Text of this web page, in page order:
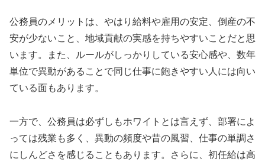
公務員のメリットは、やはり給料や雇用の安定、倒産の不
安が少ないこと、地域貢献の実感を持ちやすいことだと思
います。また、ルールがしっかりしている安心感や、数年
単位で異動があることで同じ仕事に飽きやすい人には向い
ている面もあります。
一方で、公務員は必ずしもホワイトとは言えず、部署によ
っては残業も多く、異動の頻度や昔の風習、仕事の単調さ
にしんどさを感じることもあります。さらに、初任給は高